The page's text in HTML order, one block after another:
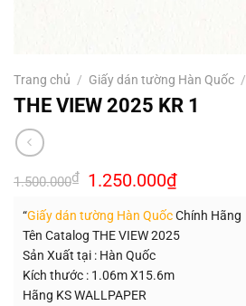
Trang chủ / Giấy dán tường Hàn Quốc /
THE VIEW 2025 KR 1
1.500.000₫ Giá
gốc
1.500.000₫.
1.250.000₫Giá
hiện
là:
1.250.000₫.
“Giấy dán tường Hàn QuốcChính Hãng
Tên Catalog THE VIEW 2025
Sản Xuất tại : Hàn Quốc
Kích thước : 1.06m X15.6m
Hãng KS WALLPAPER